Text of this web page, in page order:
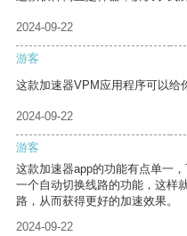
2024-09-22
游客
这款加速器VPM应用程序可以给
2024-09-22
游客
这款加速器app的功能有点单一
一个自动切换线路的功能，这样
路，从而获得更好的加速效果。
2024-09-22